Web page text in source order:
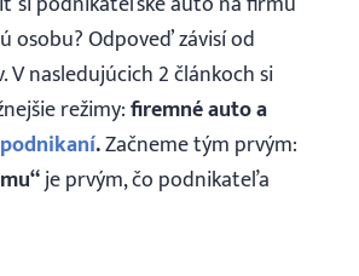
osobu? Odpoveď závisí od
nasledujúcich 2 článkoch si
režimy:firemné auto a
.Začneme tým prvým:
je prvým, čo podnikateľa